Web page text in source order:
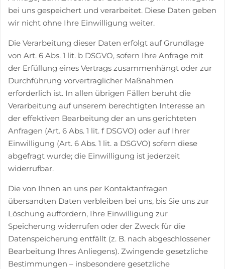
bei uns gespeichert und verarbeitet. Diese Daten geben
wir nicht ohne Ihre Einwilligung weiter.
Die Verarbeitung dieser Daten erfolgt auf Grundlage
von Art. 6 Abs. 1 lit. b DSGVO, sofern Ihre Anfrage mit
der Erfüllung eines Vertrags zusammenhängt oder zur
Durchführung vorvertraglicher Maßnahmen
erforderlich ist. In allen übrigen Fällen beruht die
Verarbeitung auf unserem berechtigten Interesse an
der effektiven Bearbeitung der an uns gerichteten
Anfragen (Art. 6 Abs. 1 lit. f DSGVO) oder auf Ihrer
Einwilligung (Art. 6 Abs. 1 lit. a DSGVO) sofern diese
abgefragt wurde; die Einwilligung ist jederzeit
widerrufbar.
Die von Ihnen an uns per Kontaktanfragen
übersandten Daten verbleiben bei uns, bis Sie uns zur
Löschung auffordern, Ihre Einwilligung zur
Speicherung widerrufen oder der Zweck für die
Datenspeicherung entfällt (z. B. nach abgeschlossener
Bearbeitung Ihres Anliegens). Zwingende gesetzliche
Bestimmungen – insbesondere gesetzliche